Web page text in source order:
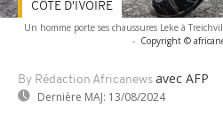
Un homme porte ses chaussures Leke à
- Copyright ©
By Rédaction Africanews avec AFP
Dernière MAJ: 13/08/2024
CÔTE D'IVOIRE